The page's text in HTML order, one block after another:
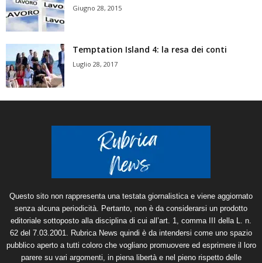
Giugno 28, 2015
Temptation Island 4: la resa dei conti
Luglio 28, 2017
Questo sito non rappresenta una testata giornalistica e viene aggiornato
senza alcuna periodicità. Pertanto, non è da considerarsi un prodotto
editoriale sottoposto alla disciplina di cui all’art. 1, comma III della L. n.
62 del 7.03.2001. Rubrica News quindi è da intendersi come uno spazio
pubblico aperto a tutti coloro che vogliano promuovere ed esprimere il loro
parere su vari argomenti, in piena libertà e nel pieno rispetto delle